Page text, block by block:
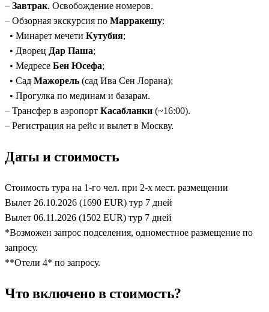
– Завтрак. Освобождение номеров.
– Обзорная экскурсия по Марракешу:
• Минарет мечети Кутубия;
• Дворец Дар Паша;
• Медресе Бен Юсефа;
• Сад Мажорель (сад Ива Сен Лорана);
• Прогулка по мединам и базарам.
– Трансфер в аэропорт Касабланки (~16:00).
– Регистрация на рейс и вылет в Москву.
Даты и стоимость
Стоимость тура на 1-го чел. при 2-х мест. размещении
Вылет 26.10.2026 (1690 EUR) тур 7 дней
Вылет 06.11.2026 (1502 EUR) тур 7 дней
*Возможен запрос подселения, одноместное размещение по
запросу.
**Отели 4* по запросу.
Что включено в стоимость?